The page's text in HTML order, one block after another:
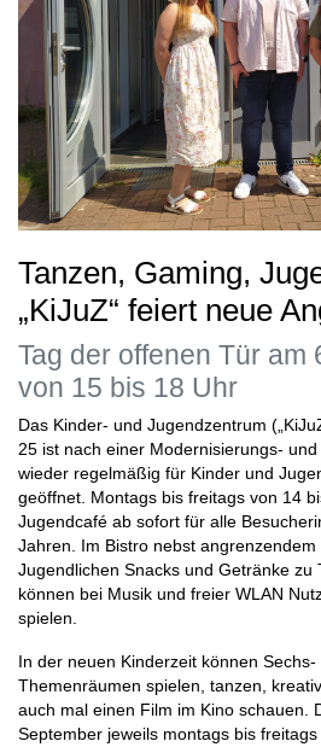
Tanzen, Gaming,
„KiJuZ“ feiert neue
Tag der offenen Tür am
von 15 bis 18 Uhr
Das Kinder- und Jugendzentrum
25 ist nach einer Modernisierungs-
wieder regelmäßig für Kinder und
geöffnet. Montags bis freitags von 14
Jugendcafé ab sofort für alle
Jahren. Im Bistro nebst
Jugendlichen Snacks und Getränke zu
können bei Musik und freier WLAN
spielen.
In der neuen Kinderzeit können
Themenräumen spielen, tanzen,
auch mal einen Film im Kino schauen.
September jeweils montags bis